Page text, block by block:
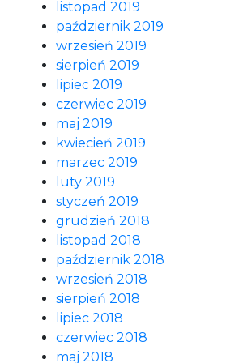
listopad 2019
październik 2019
wrzesień 2019
sierpień 2019
lipiec 2019
czerwiec 2019
maj 2019
kwiecień 2019
marzec 2019
luty 2019
styczeń 2019
grudzień 2018
listopad 2018
październik 2018
wrzesień 2018
sierpień 2018
lipiec 2018
czerwiec 2018
maj 2018